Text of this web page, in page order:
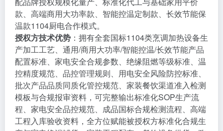
款、高端商用大功率款、智能控温定制款、长效节能保
温款1104厨电合作模式。
授权方技术优势 ：拥有全套国标1104类烹调加热设备生
产加工工艺、通用/商用大功率/智能控温/长效节能产品
配置标准、家电安全合规参数、绝缘阻燃等级标准、温
控精度规范、品控管理规则、用电安全风险防控标准、
批次产品品质同质化管控规范、家装餐饮渠道准入检测
模板与合规报审资料，可完整输出标准化SOP生产流
程、家电安全品控规范、成品国标合规检测流程、高端
工程入库验收资料，全方位赋能被授权方标准化合规生